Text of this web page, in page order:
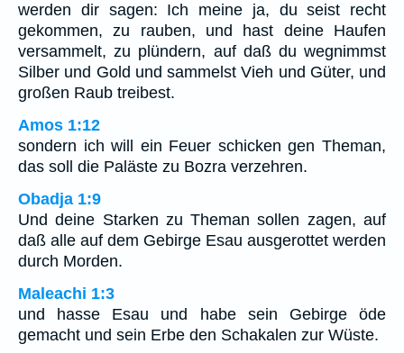
werden dir sagen: Ich meine ja, du seist recht
gekommen, zu rauben, und hast deine Haufen
versammelt, zu plündern, auf daß du wegnimmst
Silber und Gold und sammelst Vieh und Güter, und
großen Raub treibest.
Amos 1:12
sondern ich will ein Feuer schicken gen Theman,
das soll die Paläste zu Bozra verzehren.
Obadja 1:9
Und deine Starken zu Theman sollen zagen, auf
daß alle auf dem Gebirge Esau ausgerottet werden
durch Morden.
Maleachi 1:3
und hasse Esau und habe sein Gebirge öde
gemacht und sein Erbe den Schakalen zur Wüste.